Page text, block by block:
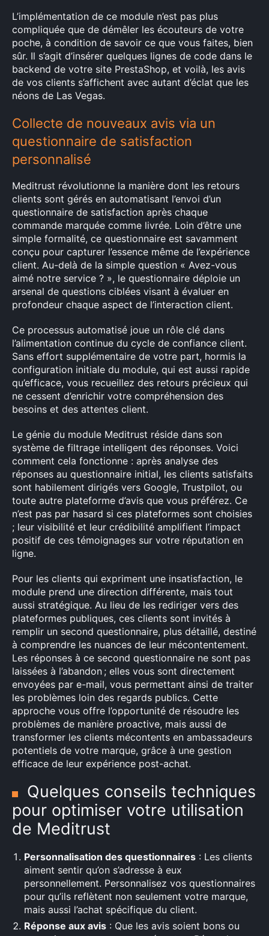
L’implémentation de ce module n’est pas plus
compliquée que de démêler les écouteurs de votre
poche, à condition de savoir ce que vous faites, bien
sûr. Il s’agit d’insérer quelques lignes de code dans le
backend de votre site PrestaShop, et voilà, les avis
de vos clients s’affichent avec autant d’éclat que les
néons de Las Vegas.
Collecte de nouveaux avis via un
questionnaire de satisfaction
personnalisé
Meditrust révolutionne la manière dont les retours
clients sont gérés en automatisant l’envoi d’un
questionnaire de satisfaction après chaque
commande marquée comme livrée. Loin d’être une
simple formalité, ce questionnaire est savamment
conçu pour capturer l’essence même de l’expérience
client. Au-delà de la simple question « Avez-vous
aimé notre service ? », le questionnaire déploie un
arsenal de questions ciblées visant à évaluer en
profondeur chaque aspect de l’interaction client.
Ce processus automatisé joue un rôle clé dans
l’alimentation continue du cycle de confiance client.
Sans effort supplémentaire de votre part, hormis la
configuration initiale du module, qui est aussi rapide
qu’efficace, vous recueillez des retours précieux qui
ne cessent d’enrichir votre compréhension des
besoins et des attentes client.
Le génie du module Meditrust réside dans son
système de filtrage intelligent des réponses. Voici
comment cela fonctionne : après analyse des
réponses au questionnaire initial, les clients satisfaits
sont habilement dirigés vers Google, Trustpilot, ou
toute autre plateforme d’avis que vous préférez. Ce
n’est pas par hasard si ces plateformes sont choisies
; leur visibilité et leur crédibilité amplifient l’impact
positif de ces témoignages sur votre réputation en
ligne.
Pour les clients qui expriment une insatisfaction, le
module prend une direction différente, mais tout
aussi stratégique. Au lieu de les rediriger vers des
plateformes publiques, ces clients sont invités à
remplir un second questionnaire, plus détaillé, destiné
à comprendre les nuances de leur mécontentement.
Les réponses à ce second questionnaire ne sont pas
laissées à l’abandon ; elles vous sont directement
envoyées par e-mail, vous permettant ainsi de traiter
les problèmes loin des regards publics. Cette
approche vous offre l’opportunité de résoudre les
problèmes de manière proactive, mais aussi de
transformer les clients mécontents en ambassadeurs
potentiels de votre marque, grâce à une gestion
efficace de leur expérience post-achat.
Quelques conseils techniques
pour optimiser votre utilisation
de Meditrust
Personnalisation des questionnaires : Les clients
aiment sentir qu’on s’adresse à eux
personnellement. Personnalisez vos questionnaires
pour qu’ils reflètent non seulement votre marque,
mais aussi l’achat spécifique du client.
Réponse aux avis : Que les avis soient bons ou
×
Rechercher
: